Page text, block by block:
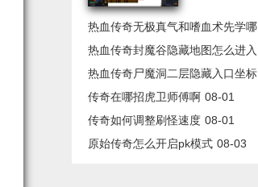
热血传奇无极真气和嗜血术先学哪
热血传奇封魔谷隐藏地图怎么进入
热血传奇尸魔洞二层隐藏入口坐标
传奇在哪招虎卫师傅啊 08-01
传奇如何调整刷怪速度 08-01
原始传奇怎么开启pk模式 08-03